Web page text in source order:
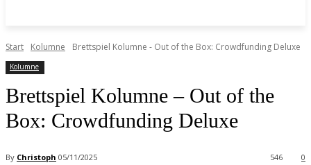
Start Kolumne Brettspiel Kolumne - Out of the Box: Crowdfunding Deluxe
Kolumne
Brettspiel Kolumne – Out of the
Box: Crowdfunding Deluxe
By Christoph 05/11/2025 0
546